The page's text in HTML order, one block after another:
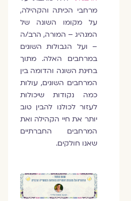
מרחבי הכיתה והקהילה,
על מקומו השונה של
המנהיג – המורה, הרב/ה
– ועל הגבולות השונים
במרחבים האלה. מתוך
בחינת השונה והדומה בין
המרחבים השונים, עולות
כמה נקודות שיכולות
לעזור לכולנו להבין טוב
יותר את חיי הקהילה ואת
המרחבים החברתיים
שאנו חולקים.